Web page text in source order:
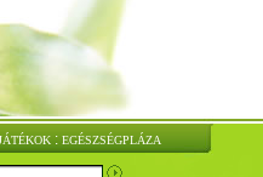
: EGÉSZSÉGPLÁZA